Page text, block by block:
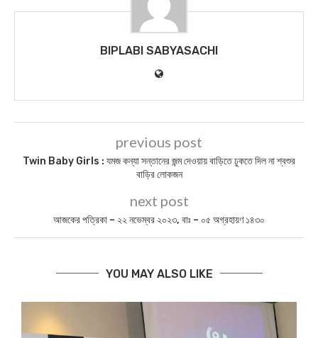
BIPLABI SABYASACHI
previous post
Twin Baby Girls : যমজ কন্যা সন্তানের জন্ম দেওয়ায় বাড়িতে ঢুকতে দিল না শ্বশুর
বাড়ির লোকজন
next post
আজকের পত্রিকা – ২২ নভেম্বর ২০২৩, বাঃ – ০৫ অগ্রহায়ণ ১৪৩০
YOU MAY ALSO LIKE